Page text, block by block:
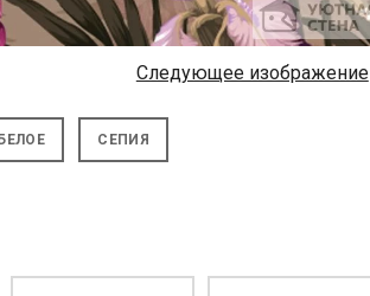
Следующее изображение
СЕПИЯ